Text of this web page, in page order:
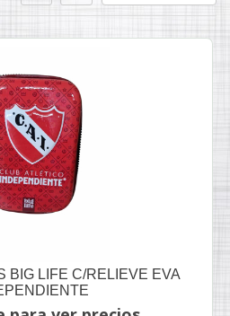
BIG LIFE C/RELIEVE EVA